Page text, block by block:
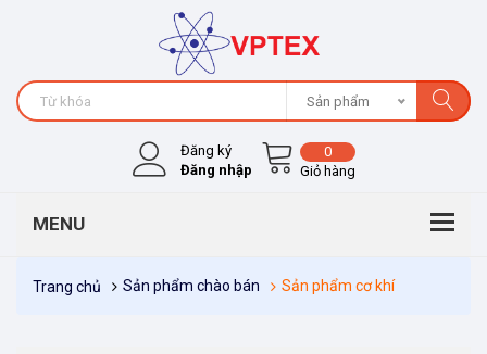
Sản phẩm
Đăng ký
Đăng nhập
0
Giỏ hàng
Trang chủ Sản phẩm chào bán Sản phẩm cơ khí